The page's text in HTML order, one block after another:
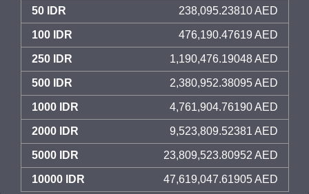
50 IDR 238,095.23810 AED
100 IDR 476,190.47619 AED
250 IDR 1,190,476.19048 AED
500 IDR 2,380,952.38095 AED
1000 IDR 4,761,904.76190 AED
2000 IDR 9,523,809.52381 AED
5000 IDR 23,809,523.80952 AED
10000 IDR 47,619,047.61905 AED